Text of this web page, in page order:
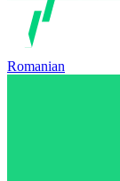
Romanian